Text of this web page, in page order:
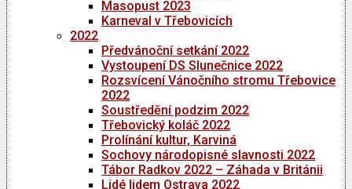
Masopust 2023
Karneval v Třebovicích
2022
Předvánoční setkání 2022
Vystoupení DS Slunečnice 2022
Rozsvícení Vánočního stromu Třebovice
2022
Soustředění podzim 2022
Třebovický koláč 2022
Prolínání kultur, Karviná
Sochovy národopisné slavnosti 2022
Tábor Radkov 2022 – Záhada v Británii
Lidé lidem Ostrava 2022